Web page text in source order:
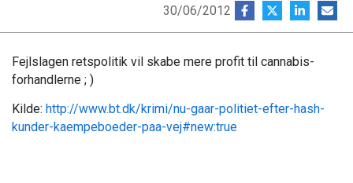
30/06/2012
Fejlslagen retspolitik vil skabe mere profit til cannabis-
forhandlerne ; )
Kilde: http://www.bt.dk/krimi/nu-gaar-politiet-efter-hash-
kunder-kaempeboeder-paa-vej#new:true